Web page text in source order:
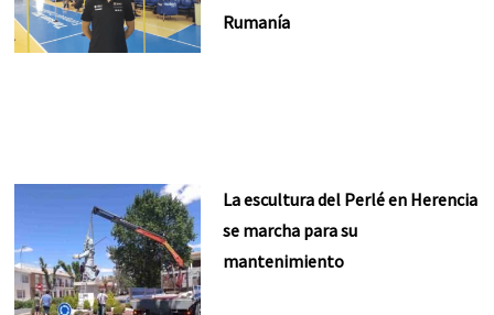
Rumanía
La escultura del Perlé en Herencia
se marcha para su
mantenimiento